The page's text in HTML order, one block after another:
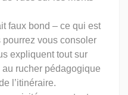
faux bond – ce qui est
vous consoler
expliquent tout sur
rucher pédagogique
l’itinéraire.